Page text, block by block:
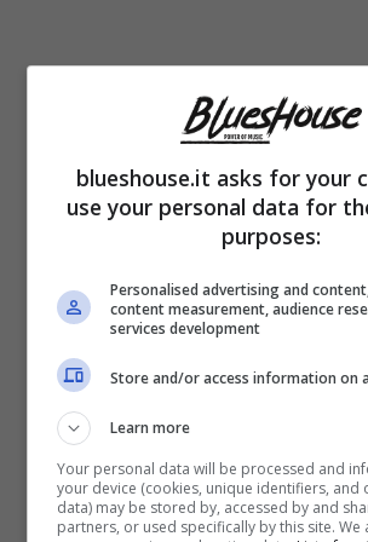
I Toto, Veronica Swift e poi Nile
Chic e poi Raye; questi i primi
domenica 14conRayeuna
emergenti più seguite ed
web; i numeri parlano al suo
di streaming ma anche
internazionali e brani scritti da
importanti. Quella di Perugia
l’unica data italiana.
blueshouse.it asks for your
use your personal data for
purposes:
Personalised advertising and
content measurement, audience
services development
Store and/or access information on
Learn more
Your personal data will be processed and
your device (cookies, unique identifiers, and
data) may be stored by, accessed by and
partners, or used specifically by this site.